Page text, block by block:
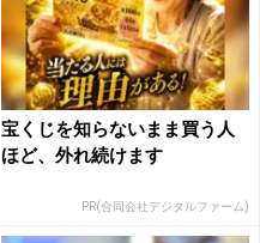
宝くじを知らないまま買う人
ほど、外れ続けます
PR(合同会社デジタルファーム)